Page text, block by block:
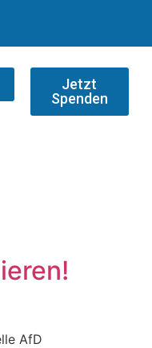
Jetzt
Spenden
AfD